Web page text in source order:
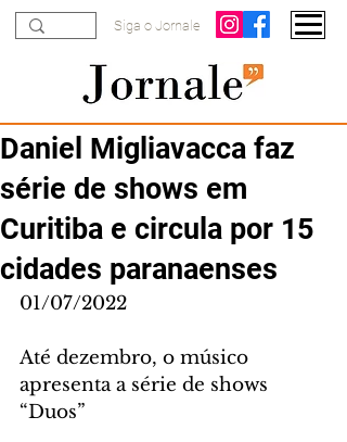
Siga o Jornale
Daniel Migliavacca faz
série de shows em
Curitiba e circula por 15
cidades paranaenses
01/07/2022
Até dezembro, o músico
apresenta a série de shows
“Duos”